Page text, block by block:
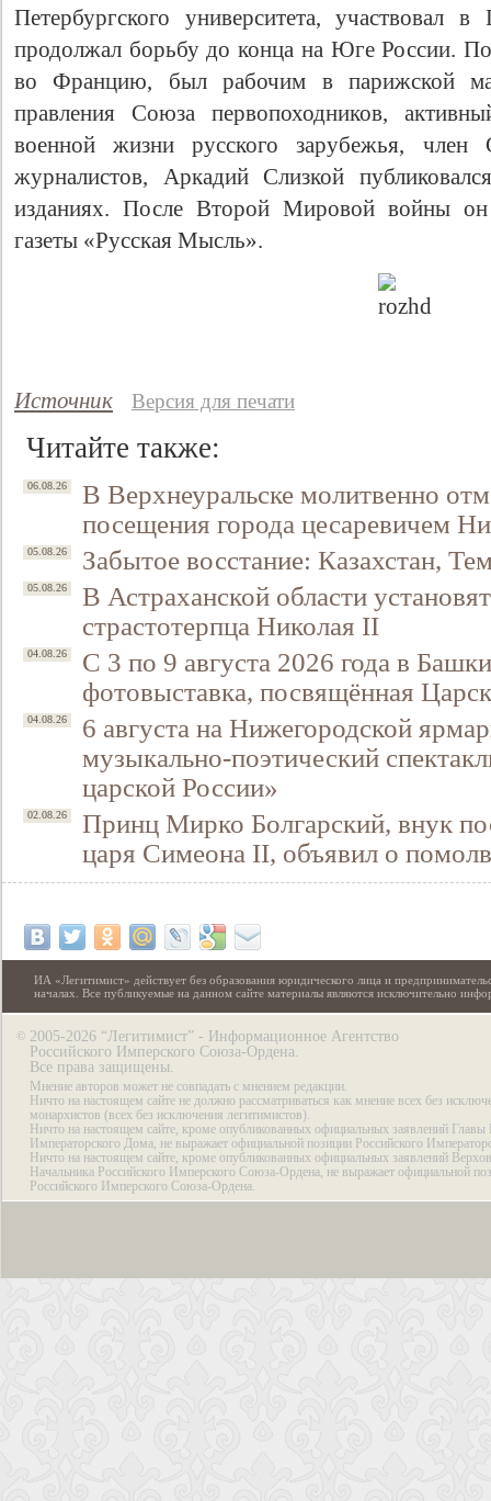
Петербургского университета, участвовал
продолжал борьбу до конца на Юге России.
во Францию, был рабочим в парижской
правления Союза первопоходников,
военной жизни русского зарубежья, член
журналистов, Аркадий Слизкой
изданиях. После Второй Мировой войны
газеты «Русская Мысль».
Источник Версия для печати
Читайте также:
06.08.26
В Верхнеуральске молитвенно
посещения города цесаревичем
05.08.26 Забытое восстание: Казахстан,
05.08.26
В Астраханской области
страстотерпца Николая II
04.08.26
С 3 по 9 августа 2026 года в
фотовыставка, посвящённая
04.08.26
6 августа на Нижегородской
музыкально-поэтический
царской России»
02.08.26
Принц Мирко Болгарский, внук
царя Симеона II, объявил о
ИА «Легитимист» действует без образования юридического лица и
началах. Все публикуемые на данном сайте материалы являются исключительно
© 2005-2026 “Легитимист” - Информационное Агентство
Российского Имперского Союза-Ордена.
Все права защищены.
Мнение авторов может не совпадать с мнением редакции.
Ничто на настоящем сайте не должно рассматриваться как мнение всех без
монархистов (всех без исключения легитимистов).
Ничто на настоящем сайте, кроме опубликованных официальных заявлений Главы
Императорского Дома, не выражает официальной позиции Российского
Ничто на настоящем сайте, кроме опубликованных официальных заявлений
Начальника Российского Имперского Союза-Ордена, не выражает официальной
Российского Имперского Союза-Ордена.